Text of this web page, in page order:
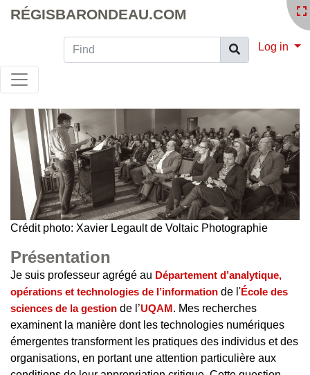
RÉGISBARONDEAU.COM
Find Log in
Crédit photo: Xavier Legault de Voltaic Photographie
Présentation
Je suis professeur agrégé au Département d’analytique,
opérations et technologies de l’information de l'École des
sciences de la gestion de l’UQAM. Mes recherches
examinent la manière dont les technologies numériques
émergentes transforment les pratiques des individus et des
organisations, en portant une attention particulière aux